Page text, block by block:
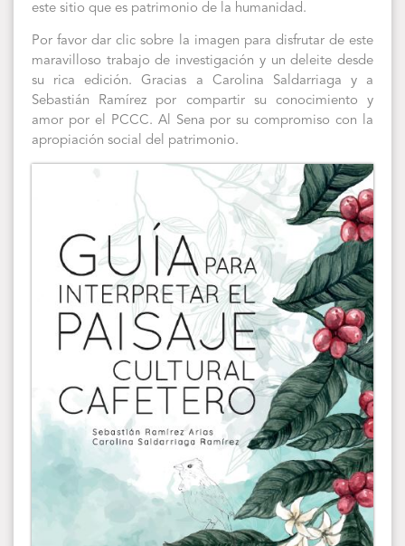
este sitio que es patrimonio de la humanidad.
Por favor dar clic sobre la imagen para disfrutar de este
maravilloso trabajo de investigación y un deleite desde
su rica edición. Gracias a Carolina Saldarriaga y a
Sebastián Ramírez por compartir su conocimiento y
amor por el PCCC. Al Sena por su compromiso con la
apropiación social del patrimonio.